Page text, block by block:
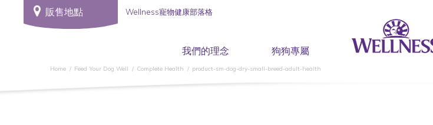
販售地點 Wellness寵物健康部落格
我們的理念 狗狗專屬
Home Feed Your Dog Well Complete Health product-sm-dog-dry-small-breed-adult-health